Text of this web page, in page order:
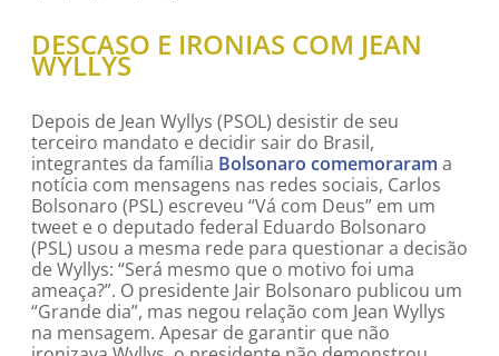
DESCASO E IRONIAS COM JEAN
WYLLYS
Depois de Jean Wyllys (PSOL) desistir de seu
terceiro mandato e decidir sair do Brasil,
integrantes da família Bolsonaro comemoraram a
notícia com mensagens nas redes sociais, Carlos
Bolsonaro (PSL) escreveu “Vá com Deus” em um
tweet e o deputado federal Eduardo Bolsonaro
(PSL) usou a mesma rede para questionar a decisão
de Wyllys: “Será mesmo que o motivo foi uma
ameaça?”. O presidente Jair Bolsonaro publicou um
“Grande dia”, mas negou relação com Jean Wyllys
na mensagem. Apesar de garantir que não